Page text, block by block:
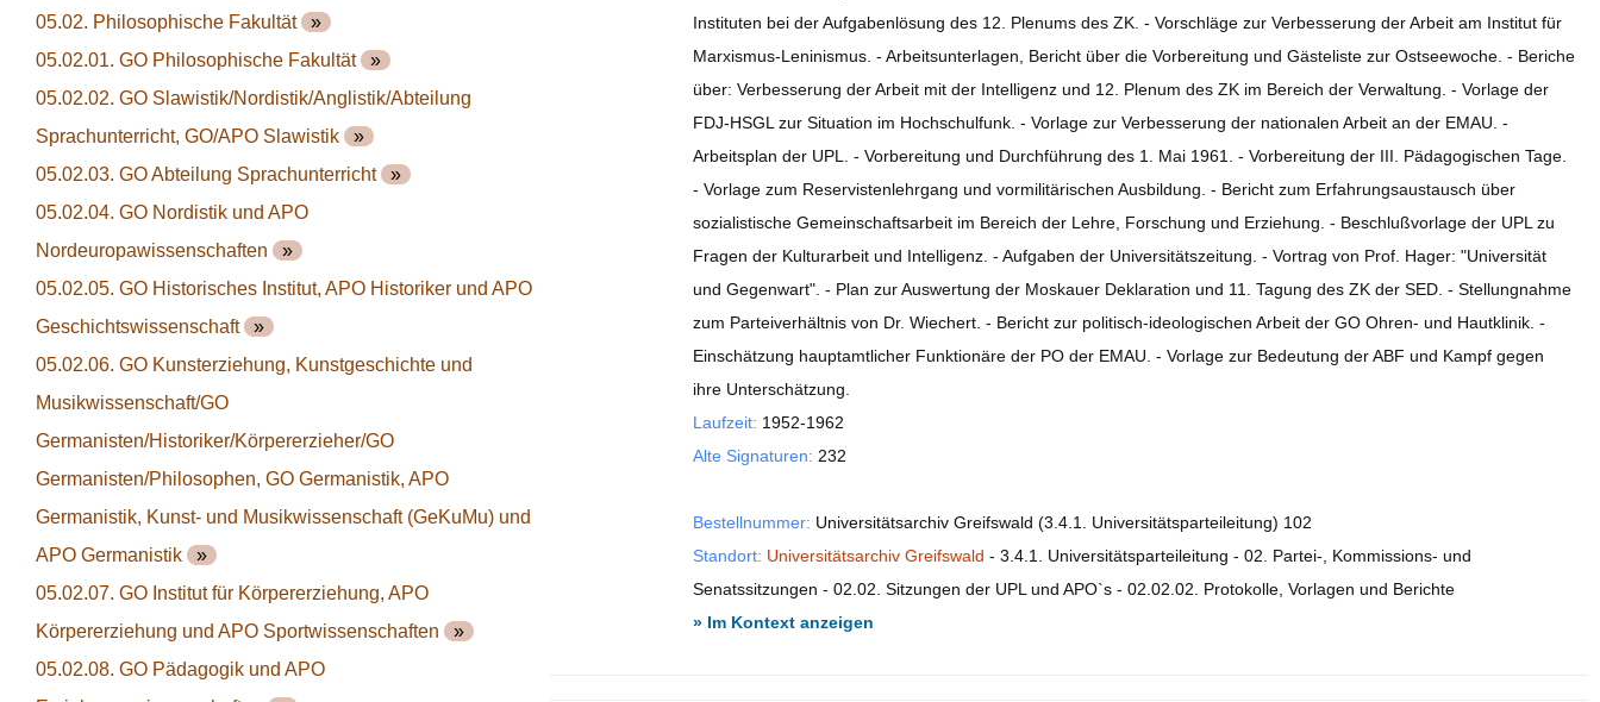
05.02. Philosophische Fakultät »
05.02.01. GO Philosophische Fakultät »
05.02.02. GO Slawistik/Nordistik/Anglistik/Abteilung
Sprachunterricht, GO/APO Slawistik »
05.02.03. GO Abteilung Sprachunterricht »
05.02.04. GO Nordistik und APO
Nordeuropawissenschaften »
05.02.05. GO Historisches Institut, APO Historiker und APO
Geschichtswissenschaft »
05.02.06. GO Kunsterziehung, Kunstgeschichte und
Musikwissenschaft/GO
Germanisten/Historiker/Körpererzieher/GO
Germanisten/Philosophen, GO Germanistik, APO
Germanistik, Kunst- und Musikwissenschaft (GeKuMu) und
APO Germanistik »
05.02.07. GO Institut für Körpererziehung, APO
Körpererziehung und APO Sportwissenschaften »
05.02.08. GO Pädagogik und APO
Instituten bei der Aufgabenlösung des 12. Plenums des ZK. - Vorschläge zur Verbesserung der Arbeit am Institut für
Marxismus-Leninismus. - Arbeitsunterlagen, Bericht über die Vorbereitung und Gästeliste zur Ostseewoche. - Beriche
über: Verbesserung der Arbeit mit der Intelligenz und 12. Plenum des ZK im Bereich der Verwaltung. - Vorlage der
FDJ-HSGL zur Situation im Hochschulfunk. - Vorlage zur Verbesserung der nationalen Arbeit an der EMAU. -
Arbeitsplan der UPL. - Vorbereitung und Durchführung des 1. Mai 1961. - Vorbereitung der III. Pädagogischen Tage.
- Vorlage zum Reservistenlehrgang und vormilitärischen Ausbildung. - Bericht zum Erfahrungsaustausch über
sozialistische Gemeinschaftsarbeit im Bereich der Lehre, Forschung und Erziehung. - Beschlußvorlage der UPL zu
Fragen der Kulturarbeit und Intelligenz. - Aufgaben der Universitätszeitung. - Vortrag von Prof. Hager: "Universität
und Gegenwart". - Plan zur Auswertung der Moskauer Deklaration und 11. Tagung des ZK der SED. - Stellungnahme
zum Parteiverhältnis von Dr. Wiechert. - Bericht zur politisch-ideologischen Arbeit der GO Ohren- und Hautklinik. -
Einschätzung hauptamtlicher Funktionäre der PO der EMAU. - Vorlage zur Bedeutung der ABF und Kampf gegen
ihre Unterschätzung.
Laufzeit: 1952-1962
Alte Signaturen: 232
Bestellnummer: Universitätsarchiv Greifswald (3.4.1. Universitätsparteileitung) 102
Standort: Universitätsarchiv Greifswald - 3.4.1. Universitätsparteileitung - 02. Partei-, Kommissions- und
Senatssitzungen - 02.02. Sitzungen der UPL und APO`s - 02.02.02. Protokolle, Vorlagen und Berichte
» Im Kontext anzeigen